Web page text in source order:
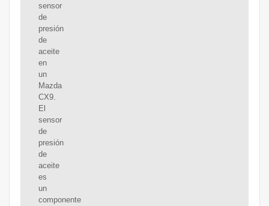
sensor
de
presión
de
aceite
en
un
Mazda
CX9.
El
sensor
de
presión
de
aceite
es
un
componente